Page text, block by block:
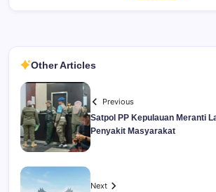
Other Articles
Previous
Satpol PP Kepulauan Meranti
Penyakit Masyarakat
Next